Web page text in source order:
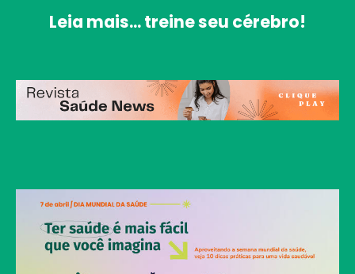
Leia mais... treine seu cérebro!